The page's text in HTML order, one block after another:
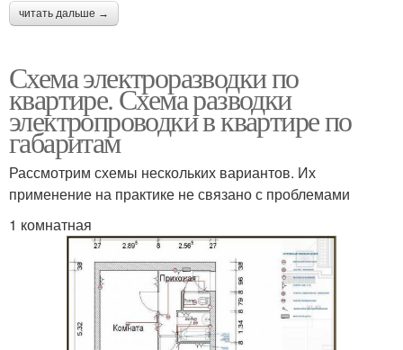
читать дальше →
Схема электроразводки по
квартире. Схема разводки
электропроводки в квартире по
габаритам
Рассмотрим схемы нескольких вариантов. Их
применение на практике не связано с проблемами
1 комнатная